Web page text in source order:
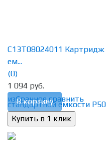
избранное сравнить
C13T08024011 Картридж
ем...
(0)
1 094 руб.
В корзину